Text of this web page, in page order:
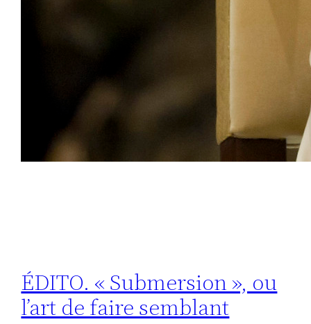
ÉDITO. « Submersion », ou
l’art de faire semblant